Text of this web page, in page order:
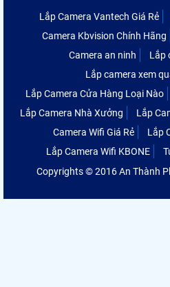
Lắp Camera Vantech Giá Rẻ
Camera Kbvision Chính Hãng
Camera an ninh
Lắp
Lắp camera xem
Lắp Camera Cửa Hàng Loại Nào
Lắp Camera Nhà Xưởng
Lắp
Camera Wifi Giá Rẻ
Lắp
Lắp Camera Wifi KBONE
Copyrights © 2016 An Thành